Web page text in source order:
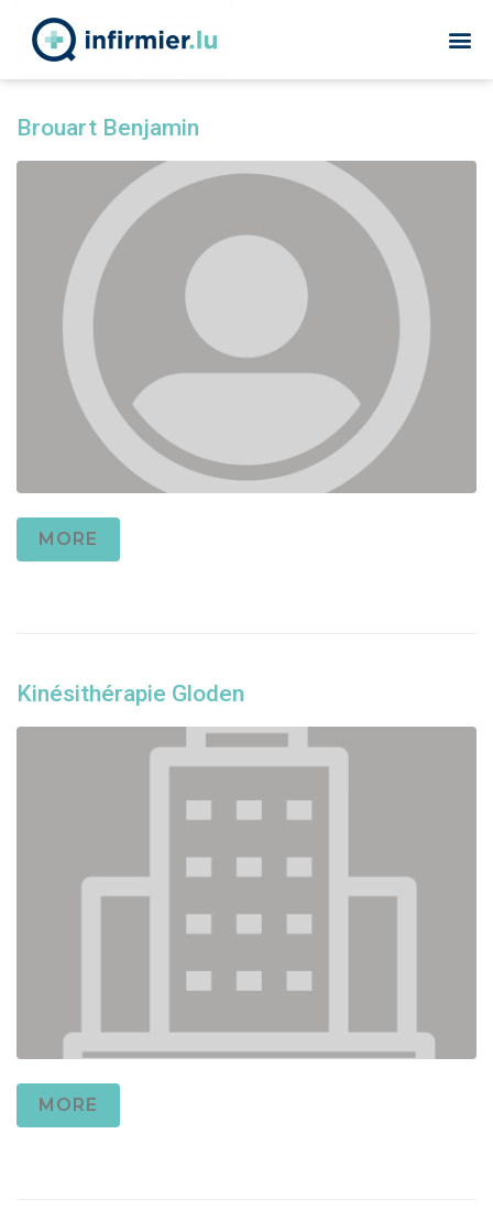
Brouart Benjamin
MORE
Kinésithérapie Gloden
MORE